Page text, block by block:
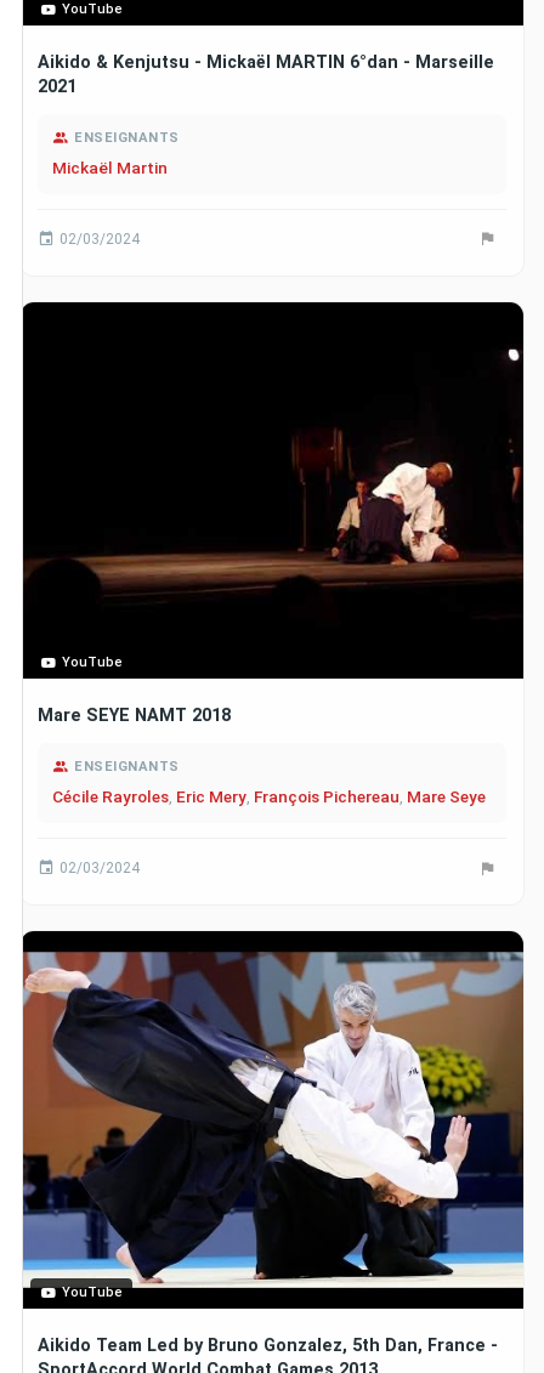
YouTube
Aikido & Kenjutsu - Mickaël MARTIN 6°dan - Marseille
2021
ENSEIGNANTS
Mickaël Martin
02/03/2024
YouTube
Mare SEYE NAMT 2018
ENSEIGNANTS
Cécile Rayroles Eric Mery François Pichereau Mare Seye
02/03/2024
YouTube
Aikido Team Led by Bruno Gonzalez, 5th Dan, France -